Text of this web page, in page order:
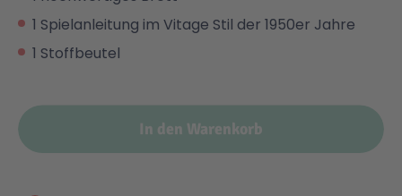
1 Spielanleitung im Vitage Stil der 1950er Jahre
1 Stoffbeutel
In den Warenkorb